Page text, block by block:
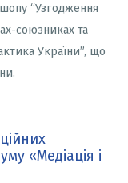
“Узгодження
союзниках та
України”, що
«Медіація і